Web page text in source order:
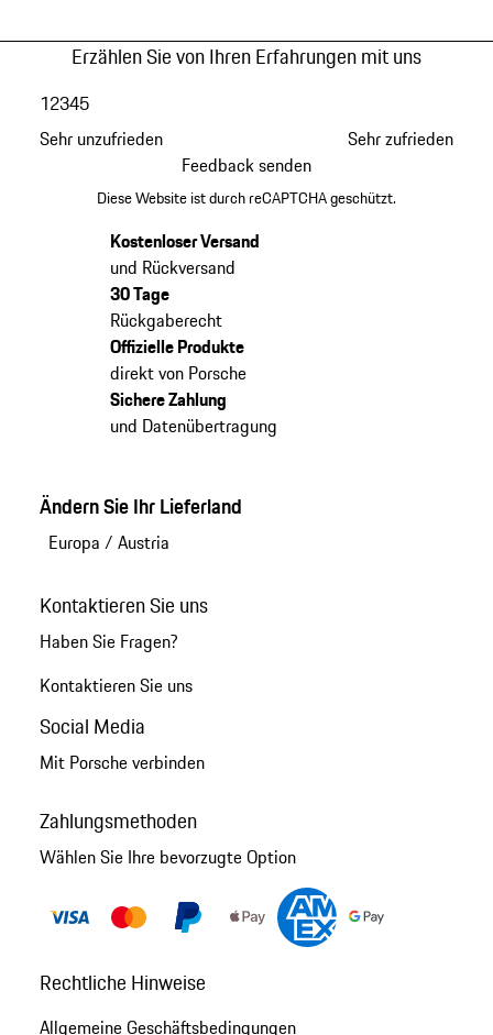
Erzählen Sie von Ihren Erfahrungen mit uns
Sehr unzufrieden
12345
Sehr zufrieden
Feedback senden
Diese Website ist durch reCAPTCHA geschützt.
Kostenloser Versand
und Rückversand
30 Tage
Rückgaberecht
Offizielle Produkte
direkt von Porsche
Sichere Zahlung
und Datenübertragung
Ändern Sie Ihr Lieferland
Europa / Austria
Kontaktieren Sie uns
Haben Sie Fragen?
Kontaktieren Sie uns
Social Media
Mit Porsche verbinden
Zahlungsmethoden
Wählen Sie Ihre bevorzugte Option
Rechtliche Hinweise
Allgemeine Geschäftsbedingungen